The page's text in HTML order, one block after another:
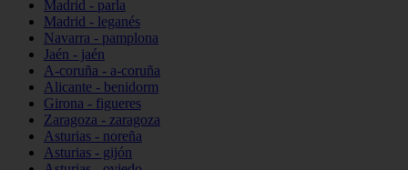
Madrid - parla
Madrid - leganés
Navarra - pamplona
Jaén - jaén
A-coruña - a-coruña
Alicante - benidorm
Girona - figueres
Zaragoza - zaragoza
Asturias - noreña
Asturias - gijón